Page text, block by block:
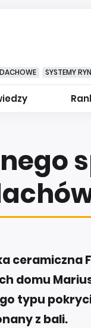
SYSTEMY
ceramiczna
domu
typu
z bali.